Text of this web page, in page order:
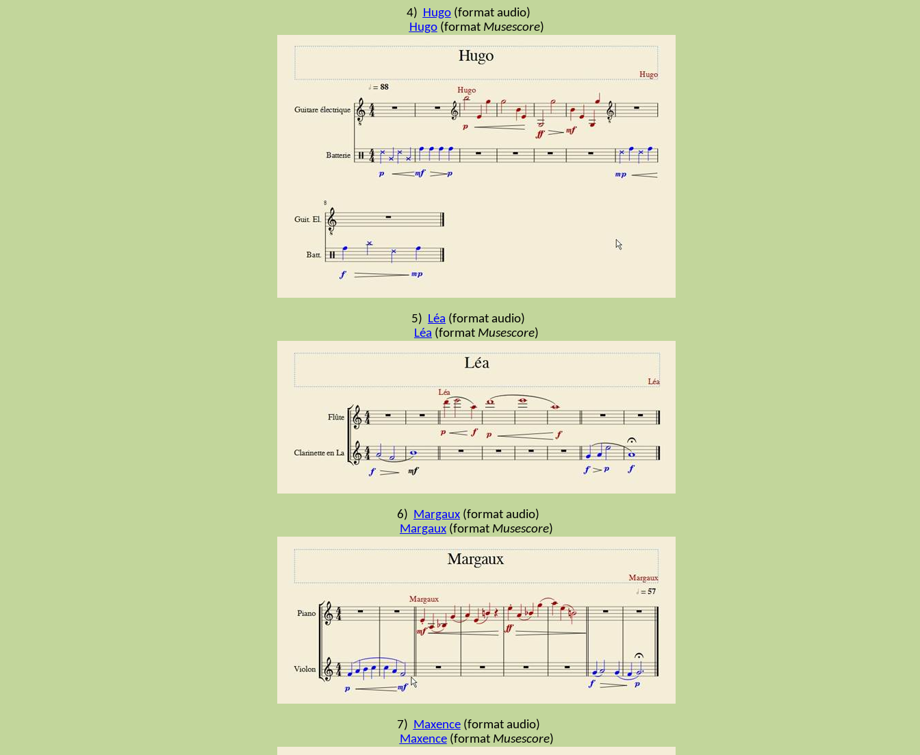
4) Hugo(format audio)
Hugo(format Musescore)
5) Léa (format audio)
Léa (format Musescore)
6) Margaux (format audio)
Margaux (format Musescore)
7) Maxence(format audio)
Maxence(format Musescore)